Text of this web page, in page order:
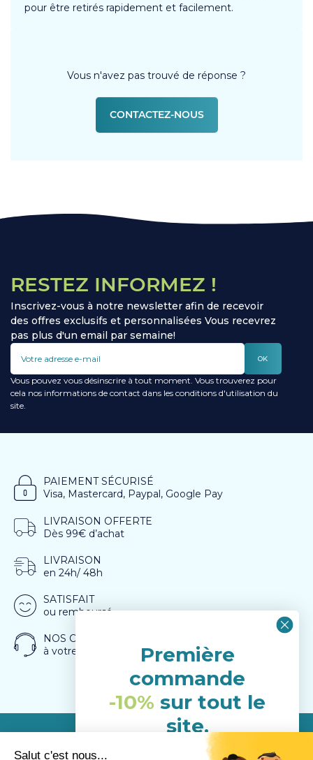
pour être retirés rapidement et facilement.
Vous n'avez pas trouvé de réponse ?
CONTACTEZ-NOUS
RESTEZ INFORMEZ !
Inscrivez-vous à notre newsletter afin de recevoir
des offres exclusifs et personnalisées Vous recevrez
pas plus d'un email par semaine!
OK
Vous pouvez vous désinscrire à tout moment. Vous trouverez pour
cela nos informations de contact dans les conditions d'utilisation du
site.
PAIEMENT SÉCURISÉ
Visa, Mastercard, Paypal, Google Pay
LIVRAISON OFFERTE
Dès 99€ d’achat
LIVRAISON
en 24h/ 48h
SATISFAIT
ou remboursé
NOS CONSEILLERS
à votre écoute
Première
commande
-10% sur tout le
site.
(hors porduits déja en